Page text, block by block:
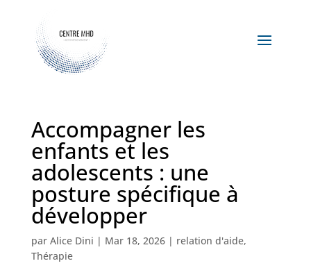
Accompagner les
enfants et les
adolescents : une
posture spécifique à
développer
par Alice Dini | Mar 18, 2026| relation d'aide,
Thérapie